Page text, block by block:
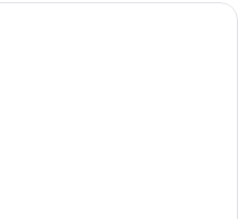
Family Suite | Peti besi dalam bilik,